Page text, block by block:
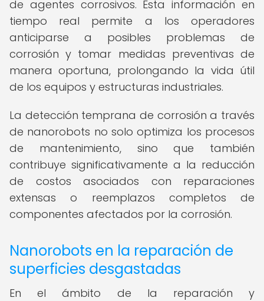
de agentes corrosivos. Esta información en
tiempo real permite a los operadores
anticiparse a posibles problemas de
corrosión y tomar medidas preventivas de
manera oportuna, prolongando la vida útil
de los equipos y estructuras industriales.
La detección temprana de corrosión a través
de nanorobots no solo optimiza los procesos
de mantenimiento, sino que también
contribuye significativamente a la reducción
de costos asociados con reparaciones
extensas o reemplazos completos de
componentes afectados por la corrosión.
Nanorobots en la reparación de
superficies desgastadas
En el ámbito de la reparación y